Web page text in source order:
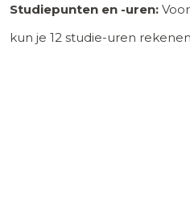
Studiepunten en -uren:
kun je 12 studie-uren